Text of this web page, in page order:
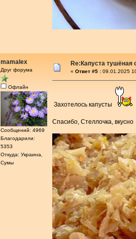
mamalex
Друг форума
Офлайн
Сообщений: 4969
Благодарили:
5353
Откуда: Украина,
Сумы
Re:Капуста
« Ответ #5 : 09.01.2025
Захотелось капусты
Спасибо, Стеллочка, вкусно